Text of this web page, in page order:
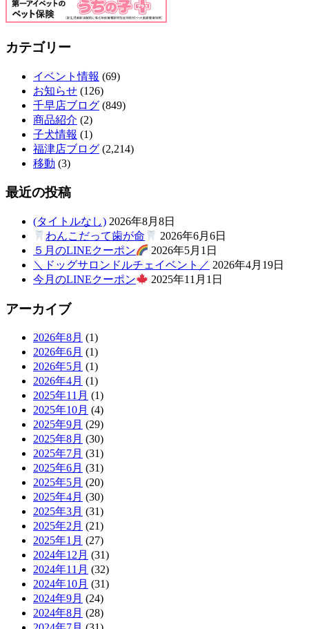
カテゴリー
イベント情報 (69)
お知らせ (126)
千早店ブログ (849)
商品紹介 (2)
子犬情報 (1)
福津店ブログ (2,214)
移動 (3)
最近の投稿
(タイトルなし) 2026年8月8日
わんこだって歯が命
2026年6月6日
５月のLINEクーポン
2026年5月1日
＼ドッグサロンドルチェイベント／ 2026年4月19日
今月のLINEクーポン
2025年11月1日
アーカイブ
2026年8月 (1)
2026年6月 (1)
2026年5月 (1)
2026年4月 (1)
2025年11月 (1)
2025年10月 (4)
2025年9月 (29)
2025年8月 (30)
2025年7月 (31)
2025年6月 (31)
2025年5月 (20)
2025年4月 (30)
2025年3月 (31)
2025年2月 (21)
2025年1月 (27)
2024年12月 (31)
2024年11月 (32)
2024年10月 (31)
2024年9月 (24)
2024年8月 (28)